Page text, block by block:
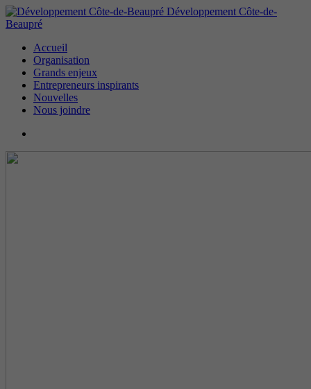
Développement Côte-de-
Beaupré
Accueil
Organisation
Grands enjeux
Entrepreneurs inspirants
Nouvelles
Nous joindre